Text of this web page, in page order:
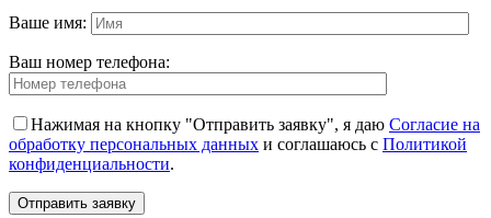
Ваше имя:
Ваш номер телефона:
Нажимая на кнопку "Отправить заявку", я даю Согласие на
обработку персональных данных и соглашаюсь с Политикой
конфиденциальности.